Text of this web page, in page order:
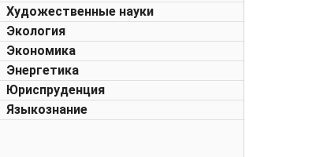
Художественные науки
Экология
Экономика
Энергетика
Юриспруденция
Языкознание